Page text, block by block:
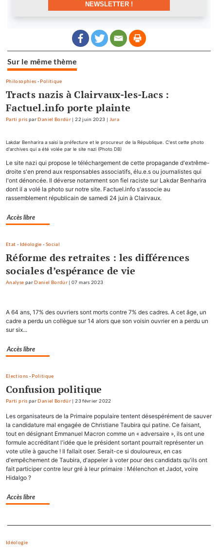
NEWSLETTER !
Sur le même thème
Philosophies - Politique
Tracts nazis à Clairvaux-les-Lacs :
Factuel.info porte plainte
Parti pris parDaniel Bordür |22 juin 2023 | Jura
Lakdar Benharira a saisi la préfecture et le procureur de la République. C'est cette photo
d'archives qui a été volée par le site nazi (Photo DB)
Le site nazi qui propose le téléchargement de cette propagande d'extrême-
droite s'en prend aux responsables associatifs, élu.e.s ou journalistes qui
l'ont dénoncée. Il déverse notamment son fiel raciste sur Lakdar Benharira
dont il a volé la photo sur notre site. Factuel.info s'associe au
rassemblement républicain de samedi 24 juin à Clairvaux.
Accès libre
Etat - Idéologie - Social
Réforme des retraites : les différences
sociales d’espérance de vie
Analyse parDaniel Bordür |07 mars 2023
A 64 ans, 17% des ouvriers sont morts contre 7% des cadres. A cet âge, un
cadre a perdu un collègue sur 14 alors que son voisin ouvrier en a perdu un
sur six...
Accès libre
Elections - Politique
Confusion politique
Parti pris parDaniel Bordür |23 février 2022
Les organisateurs de la Primaire populaire tentent désespérément de sauver
la candidature mal engagée de Christiane Taubira qui patine. Ce faisant,
tout en désignant Emmanuel Macron comme un « adversaire », ils ont une
formule accréditant l'idée que le président sortant pourrait représenter un
vote utile à gauche ! Il fallait oser. Serait-ce si douloureux, en cas
d'empêchement de Taubira, d'appeler à voter pour des candidats qu'ils ont
fait participer contre leur gré à leur primaire : Mélenchon et Jadot, voire
Hidalgo ?
Accès libre
Idéologie